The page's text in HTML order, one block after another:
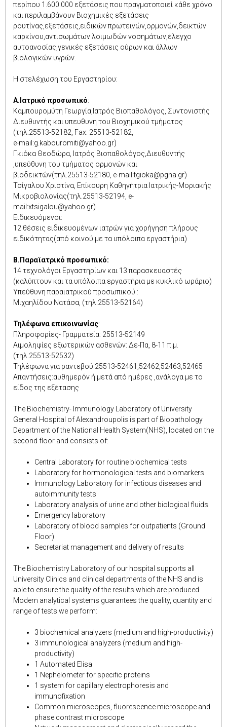
περίπου 1.600.000 εξετάσεις που πραγματοποιεί κάθε χρόνο
και περιλαμβάνουν Βιοχημικές εξετάσεις
ρουτίνας,εξετάσεις,ειδικών πρωτεινών,ορμονών,δεικτών
καρκίνου,αντισωμάτων λοιμωδών νοσημάτων,έλεγχο
αυτοανοσίας,γενικές εξετάσεις ούρων και άλλων
βιολογικών υγρών.
Η στελέχωση του Εργαστηρίου:
Α.Ιατρικό προσωπικό:
Καμπουρομύτη Γεωργία,Ιατρός Βιοπαθολόγος, Συντονιστής
Διευθυντής και υπευθυνη του Βιοχημικού τμήματος
(τηλ.25513-52182, Fax: 25513-52182,
e-mail:g.kabouromiti@yahoo.gr)
Γκιόκα Θεοδώρα, Ιατρός Βιοπαθολόγος,Διευθυντής
,υπεύθυνη του τμήματος ορμονών και
βιοδεικτών(τηλ.25513-52180, e-mail:tgioka@pgna.gr)
Τσίγαλου Χριστίνα, Επίκουρη Καθηγήτρια Ιατρικής-Μοριακής
Μικροβιολογίας(τηλ.25513-52194, e-
mail:xtsigalou@yahoo.gr)
Ειδικευόμενοι:
12 θέσεις ειδικευομένων ιατρών για χορήγηση πλήρους
ειδικότητας(από κοινού με τα υπόλοιπα εργαστήρια)
Β.Παραϊατρικό προσωπικό:
14 τεχνολόγοι Εργαστηρίων και 13 παρασκευαστές
(καλύπτουν και τα υπόλοιπα εργαστήρια με κυκλικό ωράριο)
Υπεύθυνη παραιατρικού προσωπικού :
Μιχαηλίδου Νατάσα, (τηλ.25513-52164)
Τηλέφωνα επικοινωνίας:
Πληροφορίες- Γραμματεία: 25513-52149
Αιμοληψίες εξωτερικών ασθενών: Δε-Πα, 8-11 π.μ.
(τηλ.25513-52532)
Τηλέφωνα για ραντεβού:25513-52461,52462,52463,52465
Απαντήσεις:αυθημερόν ή μετά από ημέρες ,ανάλογα με το
είδος της εξέτασης
The Biochemistry- Immunology Laboratory of University
General Hospital of Alexandroupolis is part of Biopathology
Department of the National Health System(NHS), located on the
second floor and consists of:
Central Laboratory for routine biochemical tests
Laboratory for hormonological tests and biomarkers
Immunology Laboratory for infectious diseases and
autoimmunity tests
Laboratory analysis of urine and other biological fluids
Emergency laboratory
Laboratory of blood samples for outpatients (Ground
Floor)
Secretariat management and delivery of results
The Biochemistry Laboratory of our hospital supports all
University Clinics and clinical departments of the NHS and is
able to ensure the quality of the results which are produced
Modern analytical systems guarantees the quality, quantity and
range of tests we perform:
3 biochemical analyzers (medium and high-productivity)
3 immunological analyzers (medium and high-
productivity)
1 Automated Elisa
1 Νephelometer for specific proteins
1 system for capillary electrophoresis and
immunofixation
Common microscopes, fluorescence microscope and
phase contrast microscope